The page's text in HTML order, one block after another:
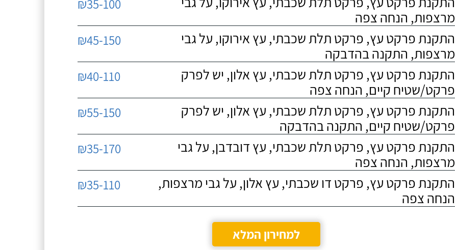
מרצפות, הנחה צפה
₪35-100
התקנת פרקט עץ, פרקט תלת שכבתי, עץ אירוקו, על גבי
מרצפות, התקנה בהדבקה
₪45-150
התקנת פרקט עץ, פרקט תלת שכבתי, עץ אלון, יש לפרק
פרקט/שטיח קיים, הנחה צפה
₪40-110
התקנת פרקט עץ, פרקט תלת שכבתי, עץ אלון, יש לפרק
פרקט/שטיח קיים, התקנה בהדבקה
₪55-150
התקנת פרקט עץ, פרקט תלת שכבתי, עץ דובדבן, על גבי
מרצפות, הנחה צפה
₪35-170
התקנת פרקט עץ, פרקט דו שכבתי, עץ אלון, על גבי מרצפות,
הנחה צפה
₪35-110
למחירון המלא